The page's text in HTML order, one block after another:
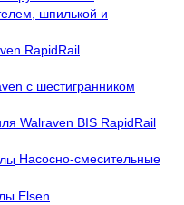
шпилькой и
RapidRail
с шестигранником
Walraven BIS RapidRail
Насосно-смесительные
Elsen